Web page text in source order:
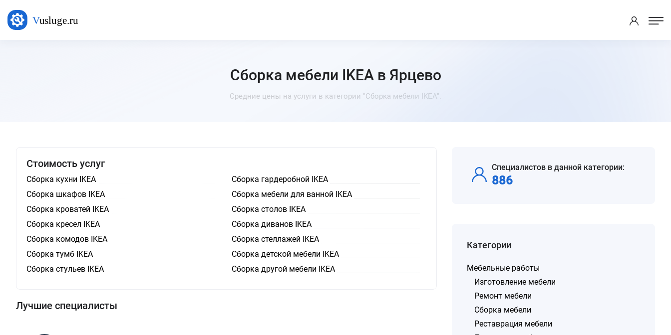
Сборка мебели IKEA в Ярцево
Средние цены на услуги в категории "Сборка мебели IKEA".
Стоимость услуг
Сборка кухни IKEA
Сборка гардеробной IKEA
Сборка шкафов IKEA
Сборка мебели для ванной IKEA
Сборка кроватей IKEA
Сборка столов IKEA
Сборка кресел IKEA
Сборка диванов IKEA
Сборка комодов IKEA
Сборка стеллажей IKEA
Сборка тумб IKEA
Сборка детской мебели IKEA
Сборка стульев IKEA
Сборка другой мебели IKEA
Лучшие специалисты
Специалистов в данной категории:
886
Категории
Мебельные работы
Изготовление мебели
Ремонт мебели
Сборка мебели
Реставрация мебели